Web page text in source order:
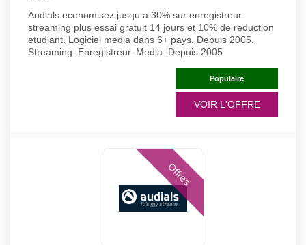
Audials economisez jusqu a 30% sur enregistreur
streaming plus essai gratuit 14 jours et 10% de reduction
etudiant. Logiciel media dans 6+ pays. Depuis 2005.
Streaming. Enregistreur. Media. Depuis 2005
Populaire
VOIR L'OFFRE
Offres